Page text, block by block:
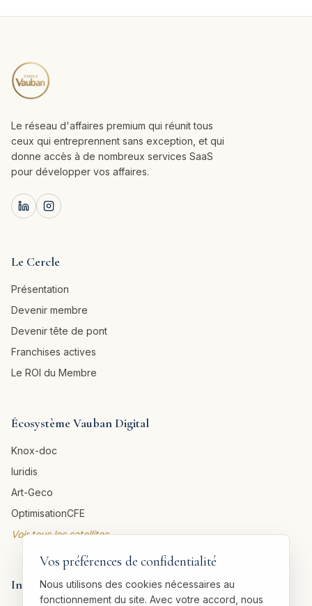
Le réseau d'affaires premium qui réunit tous
ceux qui entreprennent sans exception, et qui
donne accès à de nombreux services SaaS
pour développer vos affaires.
Le Cercle
Présentation
Devenir membre
Devenir tête de pont
Franchises actives
Le ROI du Membre
Écosystème Vauban Digital
Knox-doc
Iuridis
Art-Geco
OptimisationCFE
Voir tous les satellites →
Informations légales
Vos préférences de confidentialité
Nous utilisons des cookies nécessaires au
fonctionnement du site. Avec votre accord, nous